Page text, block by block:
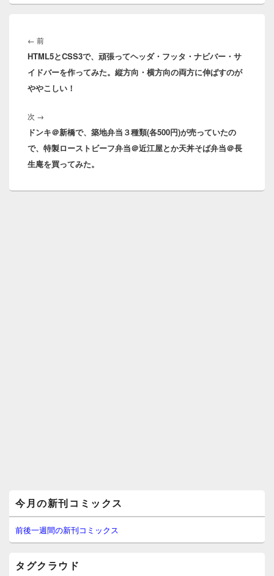
稿
ナ
ビ
ゲ
ー
ョ
ン
← 前前
の
投
稿:
HTML5とCSS3で、頑張ってヘッダ・フッタ・ナビバー・サ
イドバーを作ってみた。縦方向・横方向の両方に伸ばすのが
ややこしい！
次 →
の
投
稿:
ドンキ＠新橋で、築地弁当３種類(各500円)が売っていたの
で、特製ローストビーフ弁当＠近江屋とか天丼そば弁当＠長
生庵を買ってみた。
イ
ン
サ
イ
今月の新刊コミックス
前後一週間の新刊コミックス
タグクラウド